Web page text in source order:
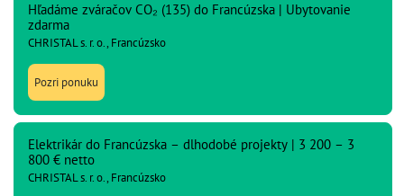
Hľadáme zváračov CO₂ (135) do Francúzska | Ubytovanie
zdarma
CHRISTAL s. r. o., Francúzsko
Pozri ponuku
Elektrikár do Francúzska – dlhodobé projekty | 3 200 – 3
800 € netto
CHRISTAL s. r. o., Francúzsko